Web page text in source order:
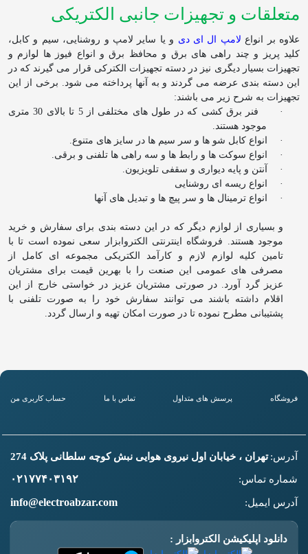
متعلقات و تجهیزات جانبی الکتریکی
علاوه بر انواع لامپ ال ای دی و یا سایر لامپ و روشنایی، سیم و کابل،
کلید پریز و چند راهی های برق و محافظ برق و انواع فیوز ها لوازم و
تجهیزات بسیار دیگری نیز در دسته تجهیزات الکترکی قرار می گیرند که در
این دسته بندی عرضه می گردند و به آنها پرداخته می شود. برخی از این
تجهیزات به شرح زیر می باشند:
·
فنر برق کشی که در طول های مختلفی از 5 تا بالای 30 متری
موجود هستند.
·
انواع کابل شو ها و سر سیم ها در سایز های متنوع.
·
انواع سوکت ها و رابط ها و سه راهی ها تلفنی و برقی.
·
آنتن و پایه دیواری و سقفی تلویزیون.
·
انواع ریسه ای روشنایی
·
انواع ترمینال ها و سر پیچ ها و تبدیل های آنها
و بسیاری از لوازم دیگر که در این دسته بندی برای سفارش و خرید
موجود هستند. فروشگاه اینترنتی الکتروابزار سعی نموده است تا با
تامین کلیه لوازم لازم و کارآمد الکتریکی مجموعه ای کامل از
مصرفی های عمومی این صنعت را با بهرین قیمت برای مشتریان
عزیز گرد آورد. در صورتی مشتریان عزیز در خواستی خارج از این
اقلام داشته باشند می توانند سفارش خود را به صورت تلفنی با
پشتیبانی مطرح نموده تا در صورت امکان تهیه و ارسال گردد.
فروشگاه پرسش های متداول تماس با ما حساب کاربری من
آدرس: تهران ، خیابان اول نیروی هوایی نبش کوچه سلطانی پلاک 274
شماره تماس: ۰۲۱۷۷۴۰۳۱۹۲
آدرس ایمیل: info@electroabzar.com
دانلود اپلیکیشن الکتروابزار :